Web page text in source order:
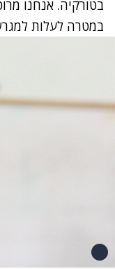
בטורקיה. אנחנו
במטרה לעלות